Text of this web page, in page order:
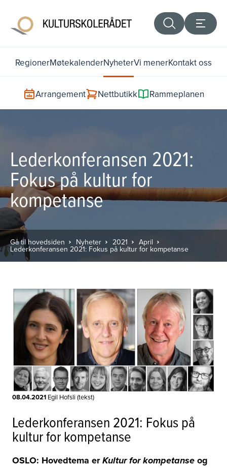
RegionerMøtekalenderNyheterVi menerKontakt oss
Arrangement Nettbutikk Rammeplanen
Lederkonferansen 2021:
Fokus på kultur for
kompetanse
Gå til hovedsiden Nyheter 2021 April
Lederkonferansen 2021: Fokus på kultur for kompetanse
08.04.2021 Egil Hofsli (tekst)
Lederkonferansen 2021: Fokus på
kultur for kompetanse
OSLO: Hovedtema erKultur for kompetanse og